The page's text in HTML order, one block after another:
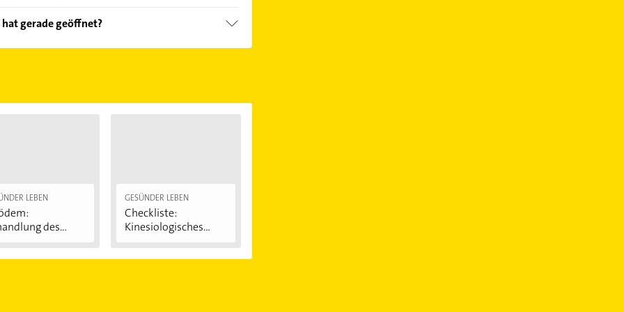
können Sie sich einfach nach
gerade geöffnet?
. Bitte beachten Sie, dass diese an
LEBEN
des
GESÜNDER LEBEN
Checkliste:
Kinesiologisches